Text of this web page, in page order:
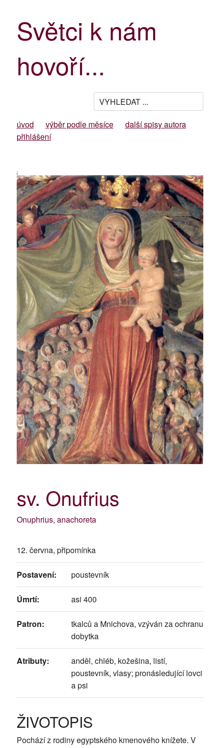
Světci k nám
hovoří...
úvod výběr podle měsíce
další spisy autora
přihlášení
-
sv. Onufrius
Onuphrius, anachoreta
12. června, připomínka
Postavení: poustevník
Úmrtí: asi 400
Patron:
tkalců a Mnichova, vzýván za ochranu
dobytka
Atributy:
anděl, chléb, kožešina, listí,
poustevník, vlasy; pronásledující lovci
a psi
ŽIVOTOPIS
Pochází z rodiny egyptského kmenového knížete. V